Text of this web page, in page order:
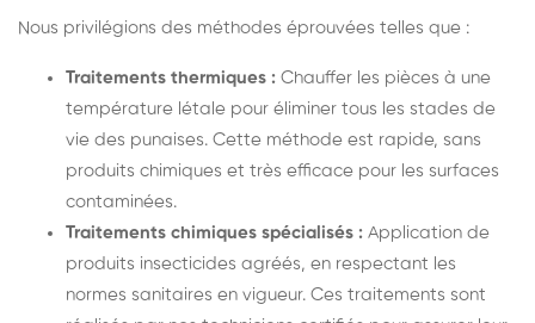
Nous privilégions des méthodes éprouvées telles que :
Traitements thermiques : Chauffer les pièces à une
température létale pour éliminer tous les stades de
vie des punaises. Cette méthode est rapide, sans
produits chimiques et très efficace pour les surfaces
contaminées.
Traitements chimiques spécialisés : Application de
produits insecticides agréés, en respectant les
normes sanitaires en vigueur. Ces traitements sont